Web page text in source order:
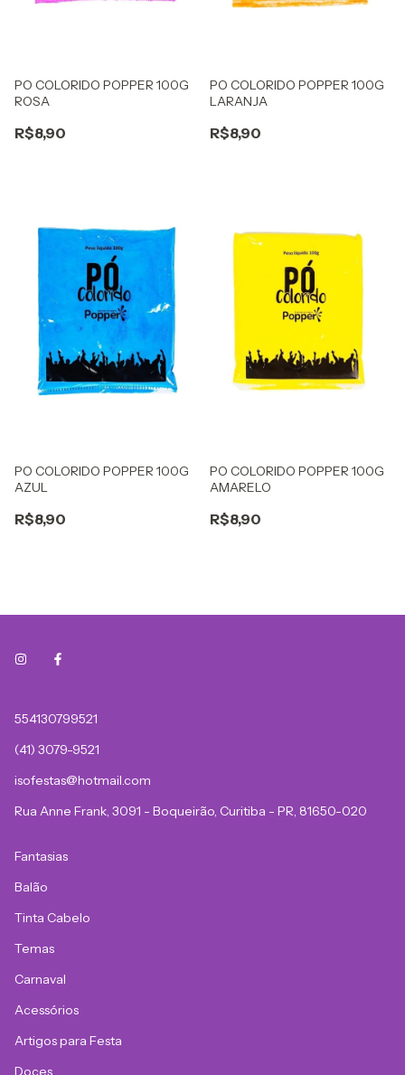
PO COLORIDO POPPER 100G
ROSA
R$8,90
PO COLORIDO POPPER 100G
LARANJA
R$8,90
PO COLORIDO POPPER 100G
AZUL
R$8,90
PO COLORIDO POPPER 100G
AMARELO
R$8,90
554130799521
(41) 3079-9521
isofestas@hotmail.com
Rua Anne Frank, 3091 - Boqueirão, Curitiba - PR, 81650-020
Fantasias
Balão
Tinta Cabelo
Temas
Carnaval
Acessórios
Artigos para Festa
Doces